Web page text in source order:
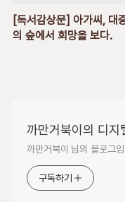
[독서감상문] 아가씨, 대
의 숲에서 희망을 보다.
까만거북이의 디지
까만거북이 님의 블로그
구독하기